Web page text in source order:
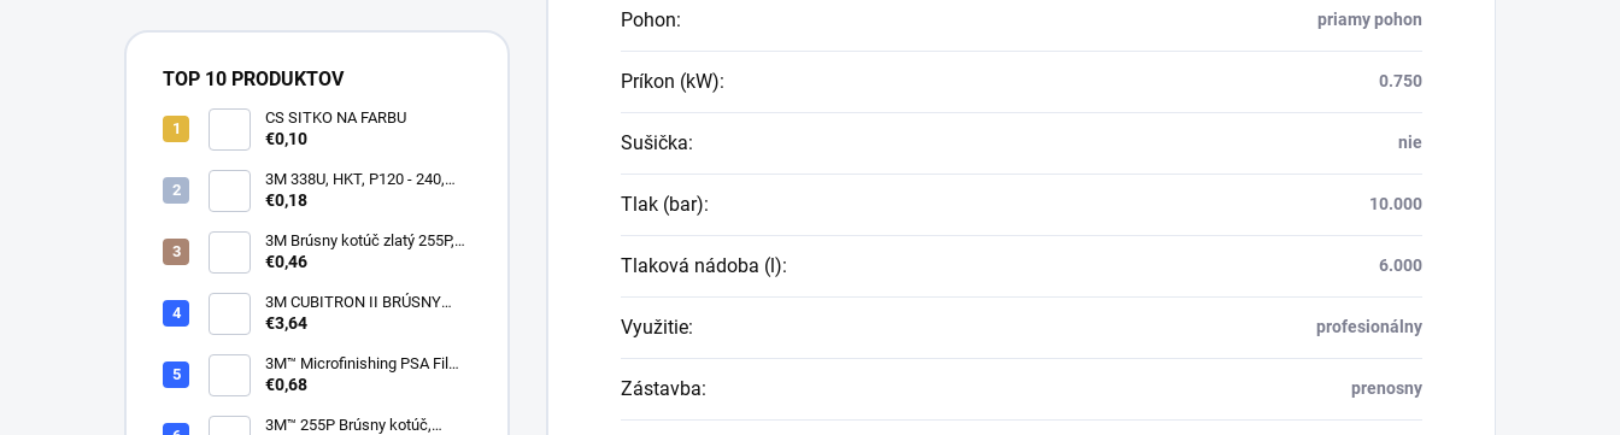
TOP 10 PRODUKTOV
CS SITKO NA FARBU
€0,10
3M 338U, HKT, P120 - 240,
150mm
€0,18
3M Brúsny kotúč zlatý 255P,
suchý zips, 15 dier, v
150 mm
€0,46
3M CUBITRON II BRÚSNY
PÁSIK, 10 X 330 MM
€3,64
3M™ Microfinishing PSA Film
Disc 268L, 9 Mic 3MIL, 37 mm
€0,68
3M™ 255P Brúsny kotúč,
Pohon: priamy pohon
Príkon (kW): 0.750
Sušička: nie
Tlak (bar): 10.000
Tlaková nádoba (l): 6.000
Využitie: profesionálny
Zástavba: prenosny